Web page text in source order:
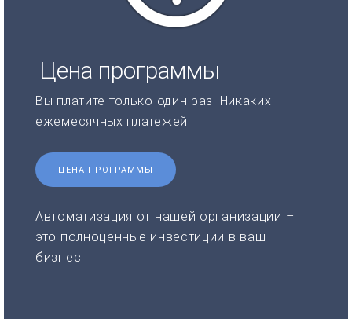
Цена программы
Вы платите только один раз. Никаких
ежемесячных платежей!
ЦЕНА ПРОГРАММЫ
Автоматизация от нашей организации –
это полноценные инвестиции в ваш
бизнес!